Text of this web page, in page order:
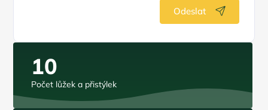
Odeslat
10
Počet lůžek a přistýlek